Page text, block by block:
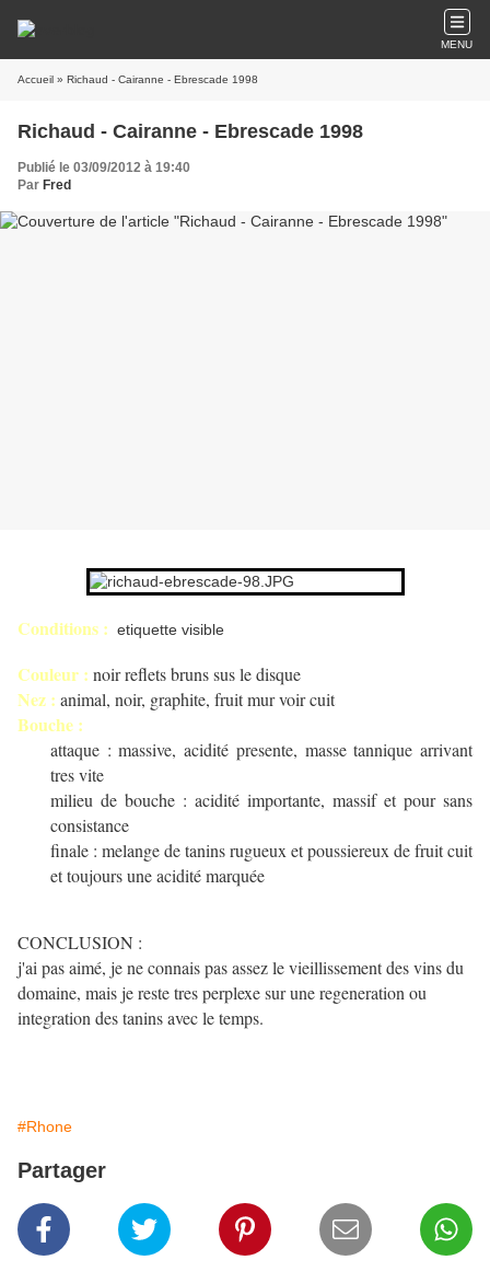
MENU
Accueil » Richaud - Cairanne - Ebrescade 1998
Richaud - Cairanne - Ebrescade 1998
Publié le 03/09/2012 à 19:40
Par Fred
Conditions : etiquette visible
Couleur : noir reflets bruns sus le disque
Nez : animal, noir, graphite, fruit mur voir cuit
Bouche :
attaque : massive, acidité presente, masse tannique arrivant
tres vite
milieu de bouche : acidité importante, massif et pour sans
consistance
finale : melange de tanins rugueux et poussiereux de fruit cuit
et toujours une acidité marquée
CONCLUSION :
j'ai pas aimé, je ne connais pas assez le vieillissement des vins du
domaine, mais je reste tres perplexe sur une regeneration ou
integration des tanins avec le temps.
#Rhone
Partager